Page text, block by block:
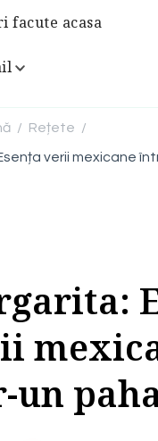
facute acasa
/ Rețete /
verii mexicane
un